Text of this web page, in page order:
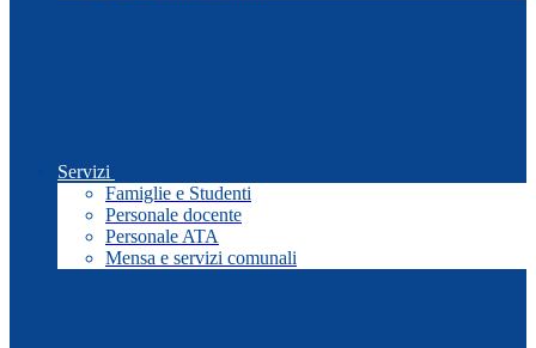
Servizi
Famiglie e Studenti
Personale docente
Personale ATA
Mensa e servizi comunali